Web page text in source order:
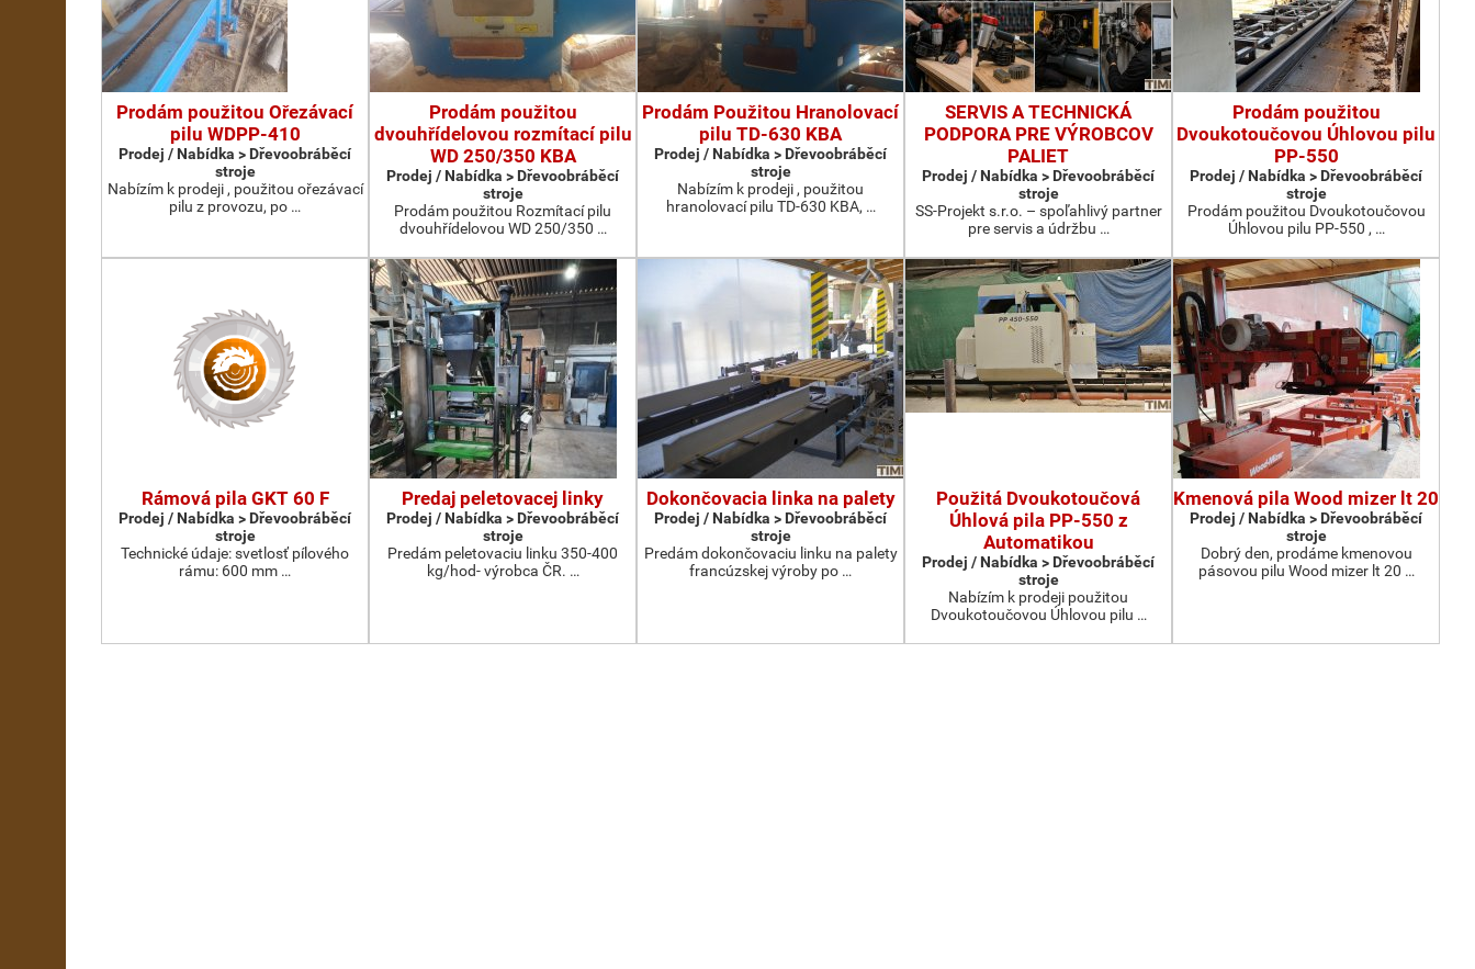
Prodám použitou Ořezávací
pilu WDPP-410
Prodej / Nabídka > Dřevoobráběcí
stroje
Nabízím k prodeji , použitou ořezávací
pilu z provozu, po …
Prodám použitou
dvouhřídelovou rozmítací pilu
WD 250/350 KBA
Prodej / Nabídka > Dřevoobráběcí
stroje
Prodám použitou Rozmítací pilu
dvouhřídelovou WD 250/350 …
Prodám Použitou Hranolovací
pilu TD-630 KBA
Prodej / Nabídka > Dřevoobráběcí
stroje
Nabízím k prodeji , použitou
hranolovací pilu TD-630 KBA, …
SERVIS A TECHNICKÁ
PODPORA PRE VÝROBCOV
PALIET
Prodej / Nabídka > Dřevoobráběcí
stroje
SS-Projekt s.r.o. – spoľahlivý partner
pre servis a údržbu …
Prodám použitou
Dvoukotoučovou Úhlovou pilu
PP-550
Prodej / Nabídka > Dřevoobráběcí
stroje
Prodám použitou Dvoukotoučovou
Úhlovou pilu PP-550 , …
Rámová pila GKT 60 F
Prodej / Nabídka > Dřevoobráběcí
stroje
Technické údaje: svetlosť pílového
rámu: 600 mm …
Predaj peletovacej linky
Prodej / Nabídka > Dřevoobráběcí
stroje
Predám peletovaciu linku 350-400
kg/hod- výrobca ČR. …
Dokončovacia linka na palety
Prodej / Nabídka > Dřevoobráběcí
stroje
Predám dokončovaciu linku na palety
francúzskej výroby po …
Použitá Dvoukotoučová
Úhlová pila PP-550 z
Automatikou
Prodej / Nabídka > Dřevoobráběcí
stroje
Nabízím k prodeji použitou
Dvoukotoučovou Úhlovou pilu …
Kmenová pila Wood mizer lt 20
Prodej / Nabídka > Dřevoobráběcí
stroje
Dobrý den, prodáme kmenovou
pásovou pilu Wood mizer lt 20 …